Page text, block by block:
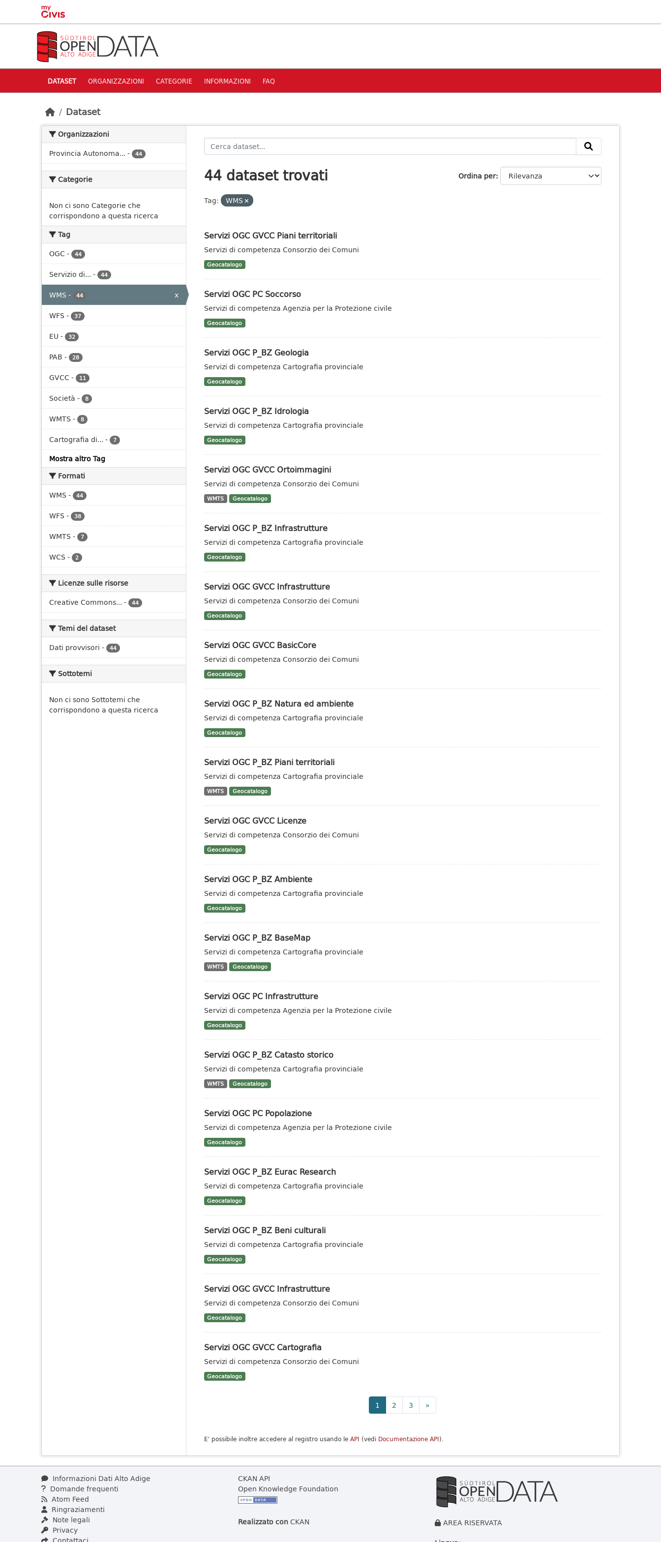
Skip to main content
DATASET ORGANIZZAZIONI CATEGORIE INFORMAZIONI FAQ
Dataset
Organizzazioni
Provincia Autonoma... - 44
Categorie
Non ci sono Categorie che
corrispondono a questa ricerca
Tag
OGC - 44
Servizio di... - 44
WMS - 44
x
WFS - 37
EU - 32
PAB - 28
GVCC - 11
Società - 8
WMTS - 8
Cartografia di... - 7
Mostra altro Tag
Formati
WMS - 44
WFS - 38
WMTS - 7
WCS - 2
Licenze sulle risorse
Creative Commons... - 44
Temi del dataset
Dati provvisori - 44
Sottotemi
Non ci sono Sottotemi che
corrispondono a questa ricerca
Ordina per
44 dataset trovati
Tag: WMS
Servizi OGC GVCC Piani territoriali
Servizi di competenza Consorzio dei Comuni
Geocatalogo
Servizi OGC PC Soccorso
Servizi di competenza Agenzia per la Protezione civile
Geocatalogo
Servizi OGC P_BZ Geologia
Servizi di competenza Cartografia provinciale
Geocatalogo
Servizi OGC P_BZ Idrologia
Servizi di competenza Cartografia provinciale
Geocatalogo
Servizi OGC GVCC Ortoimmagini
Servizi di competenza Consorzio dei Comuni
WMTS Geocatalogo
Servizi OGC P_BZ Infrastrutture
Servizi di competenza Cartografia provinciale
Geocatalogo
Servizi OGC GVCC Infrastrutture
Servizi di competenza Consorzio dei Comuni
Geocatalogo
Servizi OGC GVCC BasicCore
Servizi di competenza Consorzio dei Comuni
Geocatalogo
Servizi OGC P_BZ Natura ed ambiente
Servizi di competenza Cartografia provinciale
Geocatalogo
Servizi OGC P_BZ Piani territoriali
Servizi di competenza Cartografia provinciale
WMTS Geocatalogo
Servizi OGC GVCC Licenze
Servizi di competenza Consorzio dei Comuni
Geocatalogo
Servizi OGC P_BZ Ambiente
Servizi di competenza Cartografia provinciale
Geocatalogo
Servizi OGC P_BZ BaseMap
Servizi di competenza Cartografia provinciale
WMTS Geocatalogo
Servizi OGC PC Infrastrutture
Servizi di competenza Agenzia per la Protezione civile
Geocatalogo
Servizi OGC P_BZ Catasto storico
Servizi di competenza Cartografia provinciale
WMTS Geocatalogo
Servizi OGC PC Popolazione
Servizi di competenza Agenzia per la Protezione civile
Geocatalogo
Servizi OGC P_BZ Eurac Research
Servizi di competenza Cartografia provinciale
Geocatalogo
Servizi OGC P_BZ Beni culturali
Servizi di competenza Cartografia provinciale
Geocatalogo
Servizi OGC GVCC Infrastrutture
Servizi di competenza Consorzio dei Comuni
Geocatalogo
Servizi OGC GVCC Cartografia
Servizi di competenza Consorzio dei Comuni
Geocatalogo
1 2 3 »
E' possibile inoltre accedere al registro usando le API (vedi Documentazione API).
Informazioni Dati Alto Adige
Domande frequenti
Atom Feed
Ringraziamenti
Note legali
Privacy
CKAN API
Open Knowledge Foundation
Realizzato conCKAN
AREA RISERVATA